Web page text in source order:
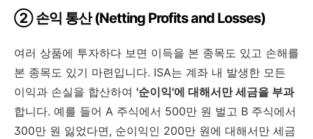
② 손익 통산 (Netting Profits and Losses)
여러 상품에 투자하다 보면 이득을 본 종목도 있고 손해를
본 종목도 있기 마련입니다. ISA는 계좌 내 발생한 모든
이익과 손실을 합산하여 '순이익'에 대해서만 세금을 부과
합니다. 예를 들어 A 주식에서 500만 원 벌고 B 주식에서
300만 원 잃었다면, 순이익인 200만 원에 대해서만 세금